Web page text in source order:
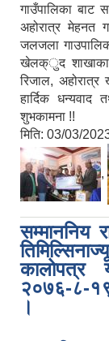
गाउँपालिका बाट
अहोरात्र मेहनत
जलजला
खेलक्ुद शाखाका
रिजाल,
हार्दिक धन्यवाद
शुभकामना !!
मिति: 03/03/
,
सम्माननिय
कालोपत्र
२०७६-८-१९
।